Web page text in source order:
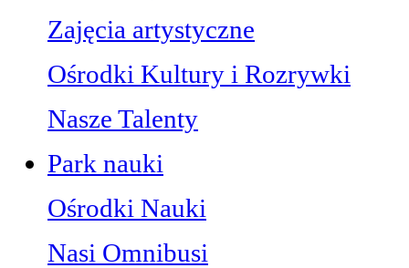
Zajęcia artystyczne
Ośrodki Kultury i Rozrywki
Nasze Talenty
Park nauki
Ośrodki Nauki
Nasi Omnibusi